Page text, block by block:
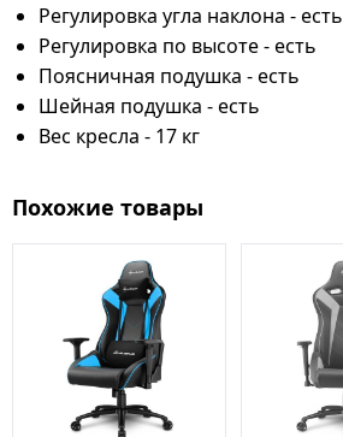
Регулировка угла наклона - есть
Регулировка по высоте - есть
Поясничная подушка - есть
Шейная подушка - есть
Вес кресла - 17 кг
Похожие товары